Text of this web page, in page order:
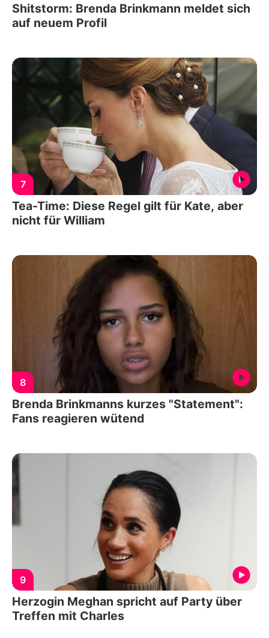
Shitstorm: Brenda Brinkmann meldet sich
auf neuem Profil
7
Tea-Time: Diese Regel gilt für Kate, aber
nicht für William
8
Brenda Brinkmanns kurzes "Statement":
Fans reagieren wütend
9
Herzogin Meghan spricht auf Party über
Treffen mit Charles